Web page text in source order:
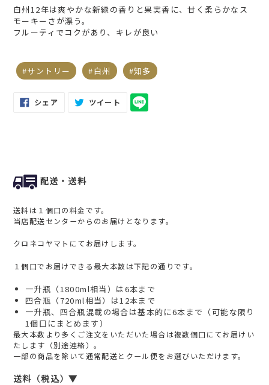
白州12年は爽やかな新緑の香りと果実香に、甘く柔らかなス
モーキーさが漂う。
フルーティでコクがあり、キレが良い
サントリー 白州 知多
シェアFACEBOOKツイート TWITTER
配送・送料
送料は１個口の料金です。
当店配送センターからのお届けとなります。
クロネコヤマトにてお届けします。
１個口でお届けできる最大本数は下記の通りです。
一升瓶（1800ml相当）は6本まで
四合瓶（720ml相当）は12本まで
一升瓶、四合瓶混載の場合は基本的に6本まで（可能な限り
1個口にまとめます）
最大本数より多くご注文をいただいた場合は複数個口にてお届けい
たします（別途連絡）。
一部の商品を除いて通常配送とクール便をお選びいただけます。
送料（税込）▼